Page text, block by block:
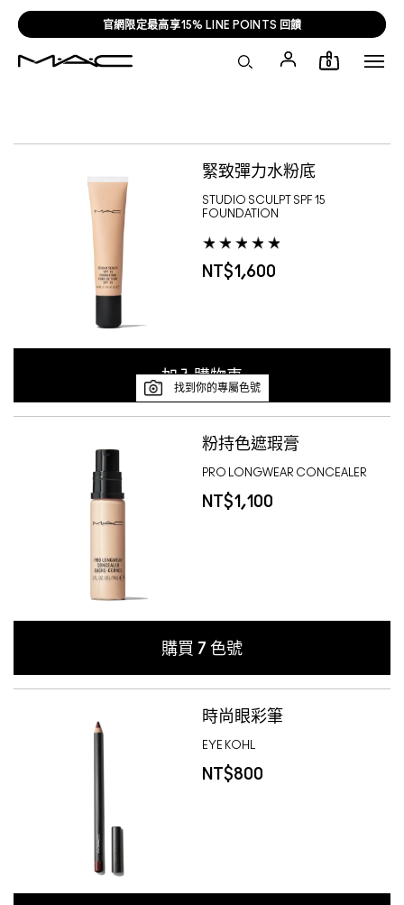
官網限定最高享15% LINE POINTS 回饋
0
緊致彈力水粉底
STUDIO SCULPT SPF 15
FOUNDATION
NT$1,600
加入購物車
找到你的專屬色號
粉持色遮瑕膏
PRO LONGWEAR CONCEALER
NT$1,100
購買 7 色號
時尚眼彩筆
EYE KOHL
NT$800